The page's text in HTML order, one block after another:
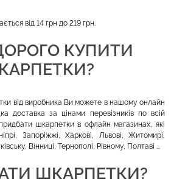
від 14 грн до 219 грн.
КУПИТИ
від виробника Ви можете в нашому онлайн
доставка за цінами перевізників по всій
шкарпетки в офлайн магазинах, які
Запоріжжі, Харкові, Львові, Житомирі,
Вінниці, Тернополі, Рівному, Полтаві ...
ШКАРПЕТКИ?